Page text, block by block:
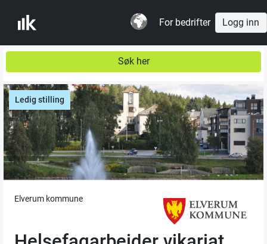
For bedrifter Logg inn
Søk her
Ledig stilling
Elverum kommune